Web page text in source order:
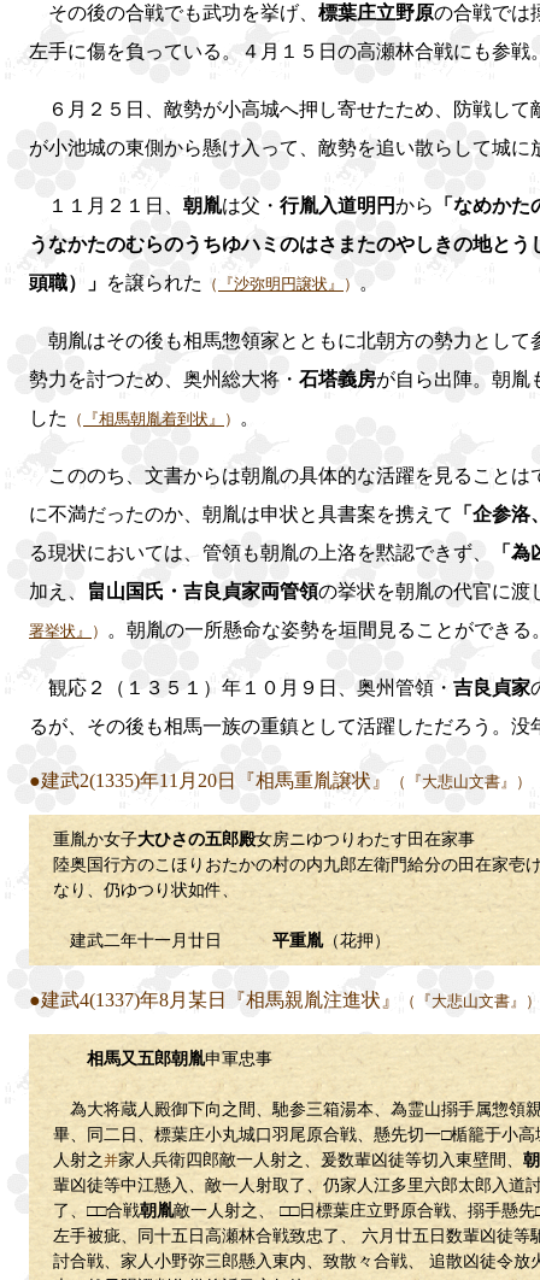
その後の合戦でも武功を挙げ、 標葉庄立野原の合戦では
左手に傷を負っている。４月１５日の高瀬林合戦にも参
６月２５日、敵勢が小高城へ押し寄せたため、防戦して
が小池城の東側から懸け入って、敵勢を追い散らして城
１１月２１日、 朝胤は父・ 行胤入道明円から
「なめか
うなかたのむらのうちゆハミのはさまたのやしきの地と
頭職）」 を譲られた （ 『沙弥明円譲状』 ） 。
朝胤はその後も相馬惣領家とともに北朝方の勢力とし
勢力を討つため、奥州総大将・ 石塔義房が自ら出陣。朝胤
した
（ 『相馬朝胤着到状』 ） 。
こののち、文書からは朝胤の具体的な活躍を見ること
に不満だったのか、朝胤は申状と具書案を携えて
「企参
る現状においては、管領も朝胤の上洛を黙認できず、
「
加え、
畠山国氏・吉良貞家両管領の挙状を朝胤の代官に渡
署挙状』 ） 。朝胤の一所懸命な姿勢を垣間見ることができる
観応２（１３５１）年１０月９日、奥州管領・ 吉良貞家
るが、その後も相馬一族の重鎮として活躍しただろう。没
●建武2(1335)年11月20日『相馬重胤譲状』 （『大悲山文書』）
重胤か女子大ひさの五郎殿女房ニゆつりわたす田在家事
陸奥国行方のこほりおたかの村の内九郎左衛門給分の田在家壱
なり、仍ゆつり状如件、
建武二年十一月廿日 平重胤（花押）
●建武4(1337)年8月某日『相馬親胤注進状』 （『大悲山文書』）
相馬又五郎朝胤申軍忠事
為大将蔵人殿御下向之間、馳参三箱湯本、為霊山搦手属惣領
畢、同二日、標葉庄小丸城口羽尾原合戦、懸先切一□楯籠于小
人射之并家人兵衛四郎敵一人射之、爰数輩凶徒等切入東壁間、
輩凶徒等中江懸入、敵一人射取了、仍家人江多里六郎太郎入道
了、□□合戦朝胤敵一人射之、 □□日標葉庄立野原合戦、搦手懸
左手被疵、同十五日高瀬林合戦致忠了、 六月廿五日数輩凶徒
討合戦、家人小野弥三郎懸入東内、致散々合戦、 追散凶徒令放